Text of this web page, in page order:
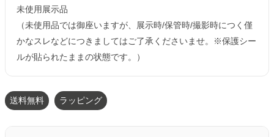
未使用展示品
（未使用品では御座いますが、展示時/保管時/撮影時につく僅
かなスレなどにつきましてはご了承くださいませ。※保護シー
ルが貼られたままの状態です。）
送料無料 ラッピング